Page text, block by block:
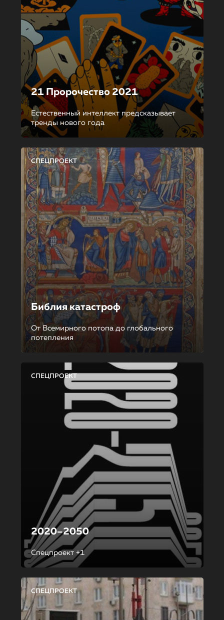
21 Пророчество 2021
Естественный интеллект предсказывает
тренды нового года
СПЕЦПРОЕКТ
Библия катастроф
От Всемирного потопа до глобального
потепления
СПЕЦПРОЕКТ
2020–2050
Спецпроект +1
СПЕЦПРОЕКТ